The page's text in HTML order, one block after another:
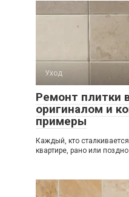
Уход
Ремонт плитки
оригиналом и
примеры
Каждый, кто
квартире, рано или